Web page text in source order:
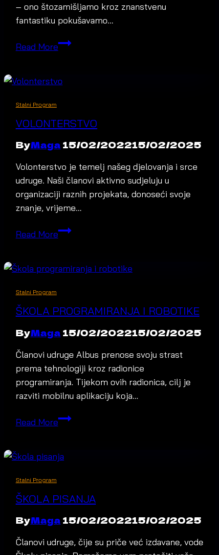
– ono štozamišljamo kroz znanstvenu
fantastiku pokušavamo…
Read More🌌
TO
Stalni Program
VOLONTERSTVO
ByMaga15/02/202215/02/2025
Volonterstvo je temelj našeg djelovanja i srce
udruge. Naši članovi aktivno sudjeluju u
organizaciji raznih projekata, donoseći svoje
znanje, vrijeme…
Read MoreVolonterstvo
Stalni Program
ŠKOLA PROGRAMIRANJA I ROBOTIKE
ByMaga15/02/202215/02/2025
Članovi udruge Albus prenose svoju strast
prema tehnologiji kroz radionice
programiranja. Tijekom ovih radionica, cilj je
razviti mobilnu aplikaciju koja…
Read MoreŠkola
robotike
Stalni Program
ŠKOLA PISANJA
ByMaga15/02/202215/02/2025
Članovi udruge, čije su priče već izdavane, vode